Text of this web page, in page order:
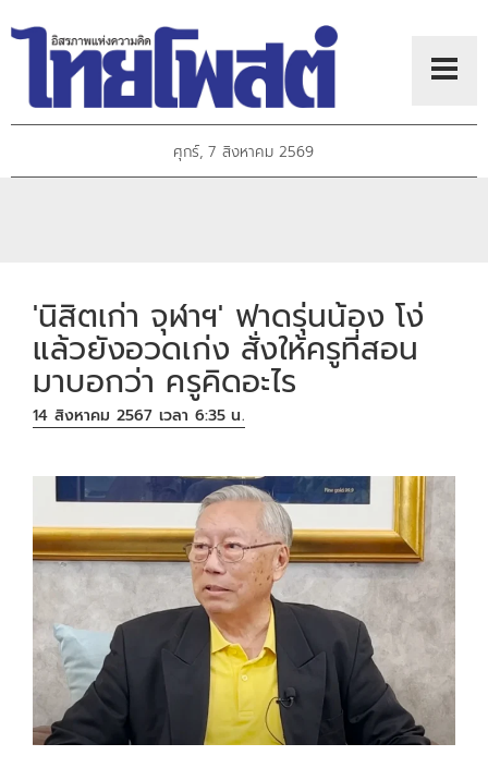
ศุกร์, 7 สิงหาคม 2569
'นิสิตเก่า จุฬาฯ' ฟาดรุ่นน้อง โง่
แล้วยังอวดเก่ง สั่งให้ครูที่สอน
มาบอกว่า ครูคิดอะไร
14 สิงหาคม 2567 เวลา 6:35 น.